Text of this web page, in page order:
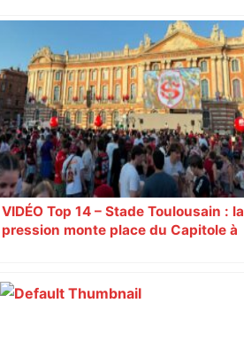
VIDÉO Top 14 – Stade Toulousain : la
pression monte place du Capitole à